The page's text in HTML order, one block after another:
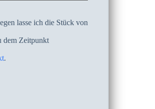
lasse ich die Stück von
dem Zeitpunkt
.